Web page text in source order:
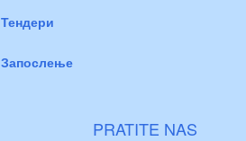
Тендери
Запослење
PRATITE NAS